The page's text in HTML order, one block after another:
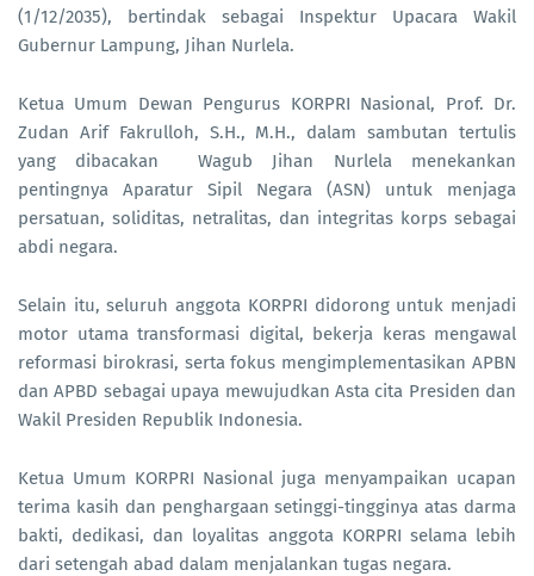
(1/12/2035), bertindak sebagai Inspektur Upacara Wakil
Gubernur Lampung, Jihan Nurlela.
Ketua Umum Dewan Pengurus KORPRI Nasional, Prof. Dr.
Zudan Arif Fakrulloh, S.H., M.H., dalam sambutan tertulis
yang dibacakan Wagub Jihan Nurlela menekankan
pentingnya Aparatur Sipil Negara (ASN) untuk menjaga
persatuan, soliditas, netralitas, dan integritas korps sebagai
abdi negara.
Selain itu, seluruh anggota KORPRI didorong untuk menjadi
motor utama transformasi digital, bekerja keras mengawal
reformasi birokrasi, serta fokus mengimplementasikan APBN
dan APBD sebagai upaya mewujudkan Asta cita Presiden dan
Wakil Presiden Republik Indonesia.
Ketua Umum KORPRI Nasional juga menyampaikan ucapan
terima kasih dan penghargaan setinggi-tingginya atas darma
bakti, dedikasi, dan loyalitas anggota KORPRI selama lebih
dari setengah abad dalam menjalankan tugas negara.